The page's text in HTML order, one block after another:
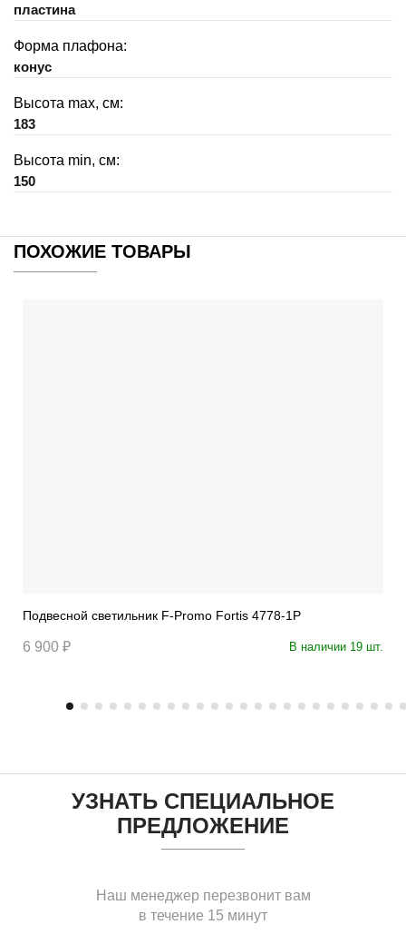
пластина
Форма плафона:
конус
Высота max, см:
183
Высота min, см:
150
ПОХОЖИЕ ТОВАРЫ
Подвесной светильник F-Promo Fortis 4778-1P
6 900 ₽ В наличии 19 шт.
УЗНАТЬ СПЕЦИАЛЬНОЕ
ПРЕДЛОЖЕНИЕ
Наш менеджер перезвонит вам
в течение 15 минут